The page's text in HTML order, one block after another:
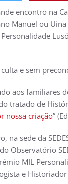
encontro na
Manuel ou
e sem
aos familiares
tratado de
nossa criação”
na sede da
Observatório
MIL
e